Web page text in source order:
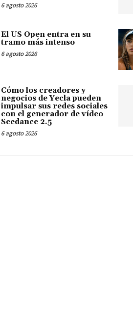
6 agosto 2026
El US Open entra en su
tramo más intenso
6 agosto 2026
Cómo los creadores y
negocios de Yecla pueden
impulsar sus redes sociales
con el generador de vídeo
Seedance 2.5
6 agosto 2026